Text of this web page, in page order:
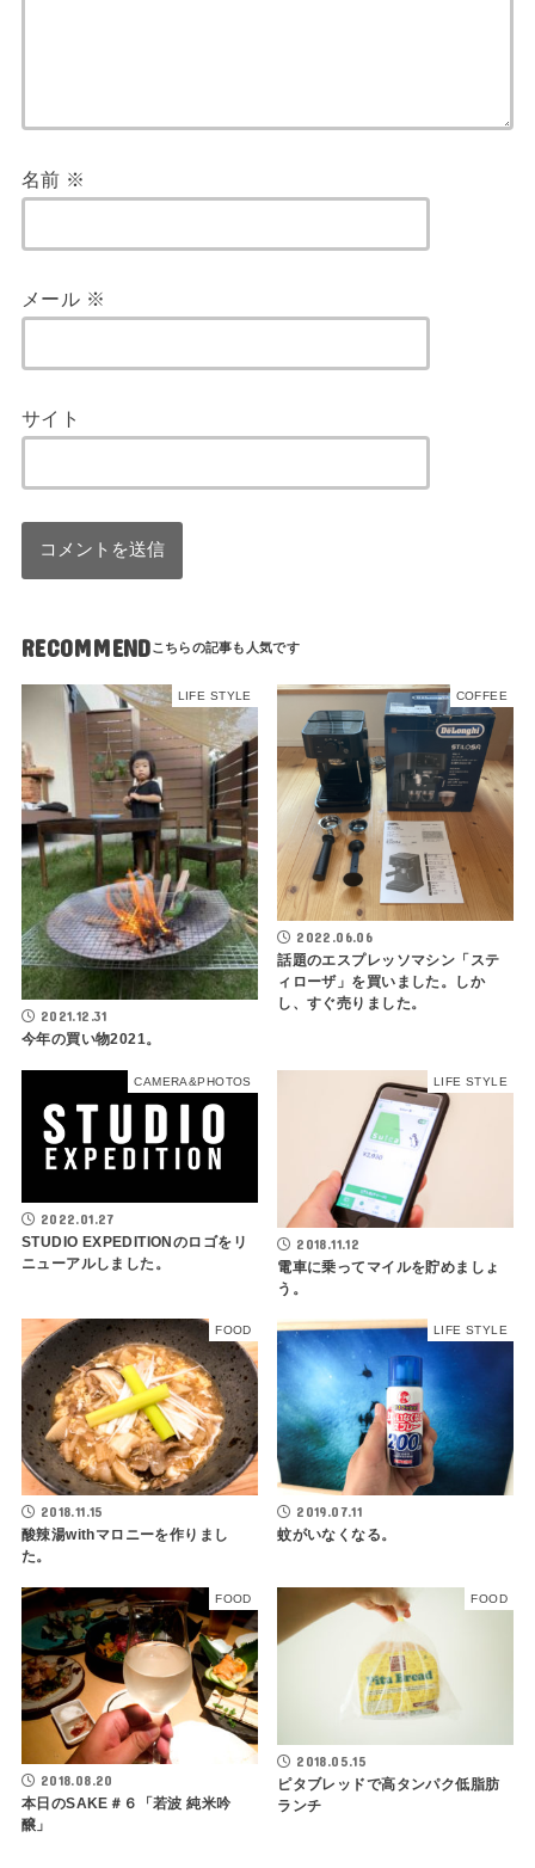
名前 ※
メール ※
サイト
RECOMMEND
LIFE STYLE
2021.12.31
今年の買い物2021。
COFFEE
2022.06.06
話題のエスプレッソマシン「ステ
ィローザ」を買いました。しか
し、すぐ売りました。
CAMERA&PHOTOS
2022.01.27
STUDIO EXPEDITIONのロゴをリ
ニューアルしました。
LIFE STYLE
2018.11.12
電車に乗ってマイルを貯めましょ
う。
FOOD
2018.11.15
酸辣湯withマロニーを作りまし
た。
LIFE STYLE
2019.07.11
蚊がいなくなる。
FOOD
2018.08.20
本日のSAKE＃６「若波 純米吟
醸」
FOOD
2018.05.15
ピタブレッドで高タンパク低脂肪
ランチ